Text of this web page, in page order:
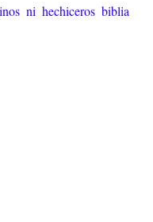
ni hechiceros biblia